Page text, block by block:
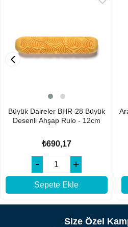
Büyük Daireler BHR-28 Büyük
Desenli Ahşap Rulo - 12cm
₺690,17
Sepete Ekle
Size Özel